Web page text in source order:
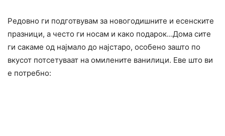
Редовно ги подготвувам за новогодишните и есенските
празници, а често ги носам и како подарок…Дома сите
ги сакаме од најмало до најстаро, особено зашто по
вкусот потсетуваат на омилените ванилици. Еве што ви
е потребно: